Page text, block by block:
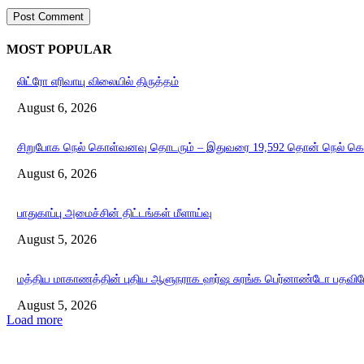
MOST POPULAR
லிட்ரோ எரிவாயு விலையில் திருத்தம்
August 6, 2026
சிறுபோக நெல் கொள்வனவு தொடரும் – இதுவரை 19,592 தொன் நெல்
August 6, 2026
பாதுகாப்பு அமைச்சின் திட்டங்கள் மீளாய்வு
August 5, 2026
மத்திய மாகாணத்தின் புதிய ஆளுநராக ஹர்ஷ சுரங்க பெர்னாண்டோ
August 5, 2026
Load more